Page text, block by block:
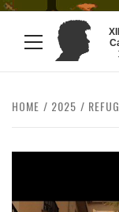
Primary
Menu
HOME 2025